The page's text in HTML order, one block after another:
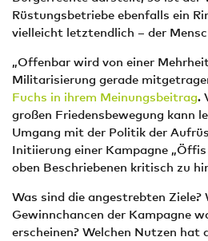
Rüstungsbetriebe ebenfalls ein
vielleicht letztendlich – der
„Offenbar wird von einer
Militarisierung gerade
Fuchs in ihrem Meinungsbeitrag.
großen Friedensbewegung kann
Umgang mit der Politik der
Initiierung einer Kampagne
oben Beschriebenen kritisch zu
Was sind die angestrebten Ziele?
Gewinnchancen der Kampagne
erscheinen? Welchen Nutzen hat